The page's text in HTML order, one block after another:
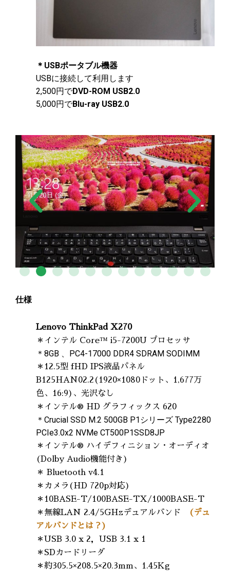
＊USBポータブル機器
USBに接続して利用します
2,500円でDVD-ROM USB2.0
5,000円でBlu-ray USB2.0
仕様
Lenovo ThinkPad X270
＊インテル Core™ i5-7200U プロセッサ
＊8GB 、PC4-17000 DDR4 SDRAM SODIMM
＊12.5型 fHD IPS液晶パネル
B125HAN02.2(1920×1080ドット、1,677万
色、16:9)、光沢なし
＊インテル® HD グラフィックス 620
＊Crucial SSD M.2 500GB P1シリーズ Type2280
PCIe3.0x2 NVMe CT500P1SSD8JP
＊インテル® ハイデフィニション・オーディオ
(Dolby Audio機能付き)
＊ Bluetooth v4.1
＊カメラ(HD 720p対応)
＊10BASE-T/100BASE-TX/1000BASE-T
＊無線LAN 2.4/5GHzデュアルバンド
(デュ
アルバンドとは？)
＊USB 3.0 x 2，USB 3.1 x 1
＊SDカードリーダ
＊約305.5×208.5×20.3mm、1.45Kg